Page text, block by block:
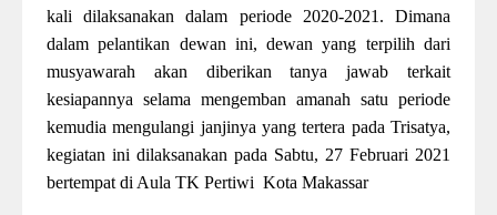
kali dilaksanakan dalam periode 2020-2021. Dimana
dalam pelantikan dewan ini, dewan yang terpilih dari
musyawarah akan diberikan tanya jawab terkait
kesiapannya selama mengemban amanah satu periode
kemudia mengulangi janjinya yang tertera pada Trisatya,
kegiatan ini dilaksanakan pada Sabtu, 27 Februari 2021
bertempat di Aula TK Pertiwi Kota Makassar